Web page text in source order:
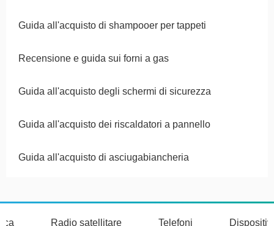
Guida all'acquisto di shampooer per tappeti
Recensione e guida sui forni a gas
Guida all'acquisto degli schermi di sicurezza
Guida all'acquisto dei riscaldatori a pannello
Guida all'acquisto di asciugabiancheria
Radio satellitare Telefoni